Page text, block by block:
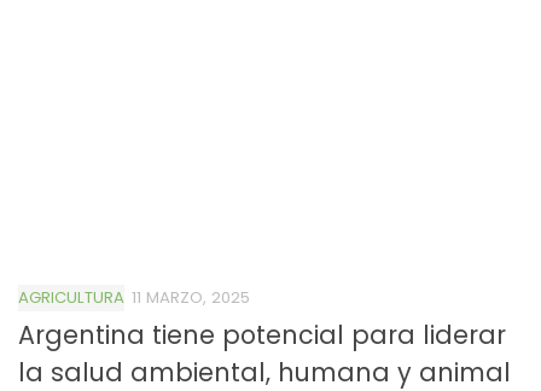
AGRICULTURA 11 MARZO, 2025
Argentina tiene potencial para liderar
la salud ambiental, humana y animal